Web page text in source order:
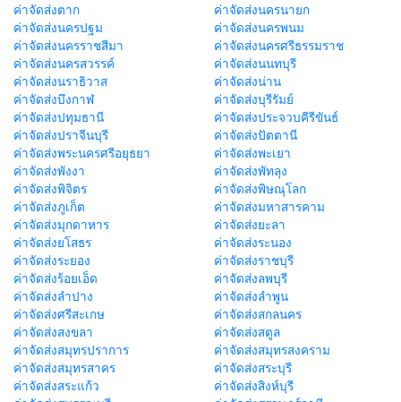
ค่าจัดส่งตาก
ค่าจัดส่งนครนายก
ค่าจัดส่งนครปฐม
ค่าจัดส่งนครพนม
ค่าจัดส่งนครราชสีมา
ค่าจัดส่งนครศรีธรรมราช
ค่าจัดส่งนครสวรรค์
ค่าจัดส่งนนทบุรี
ค่าจัดส่งนราธิวาส
ค่าจัดส่งน่าน
ค่าจัดส่งบึงกาฬ
ค่าจัดส่งบุรีรัมย์
ค่าจัดส่งปทุมธานี
ค่าจัดส่งประจวบคีรีขันธ์
ค่าจัดส่งปราจีนบุรี
ค่าจัดส่งปัตตานี
ค่าจัดส่งพระนครศรีอยุธยา
ค่าจัดส่งพะเยา
ค่าจัดส่งพังงา
ค่าจัดส่งพัทลุง
ค่าจัดส่งพิจิตร
ค่าจัดส่งพิษณุโลก
ค่าจัดส่งภูเก็ต
ค่าจัดส่งมหาสารคาม
ค่าจัดส่งมุกดาหาร
ค่าจัดส่งยะลา
ค่าจัดส่งยโสธร
ค่าจัดส่งระนอง
ค่าจัดส่งระยอง
ค่าจัดส่งราชบุรี
ค่าจัดส่งร้อยเอ็ด
ค่าจัดส่งลพบุรี
ค่าจัดส่งลำปาง
ค่าจัดส่งลำพูน
ค่าจัดส่งศรีสะเกษ
ค่าจัดส่งสกลนคร
ค่าจัดส่งสงขลา
ค่าจัดส่งสตูล
ค่าจัดส่งสมุทรปราการ
ค่าจัดส่งสมุทรสงคราม
ค่าจัดส่งสมุทรสาคร
ค่าจัดส่งสระบุรี
ค่าจัดส่งสระแก้ว
ค่าจัดส่งสิงห์บุรี